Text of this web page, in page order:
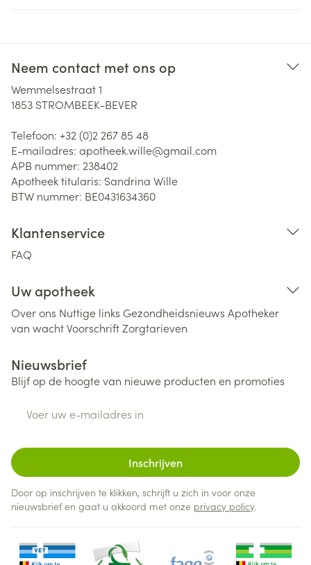
Neem contact met ons op
Wemmelsestraat 1
1853 STROMBEEK-BEVER
Telefoon: +32 (0)2 267 85 48
E-mailadres: apotheek.wille@gmail.com
APB nummer: 238402
Apotheek titularis: Sandrina Wille
BTW nummer: BE0431634360
Klantenservice
FAQ
Uw apotheek
Over ons Nuttige links Gezondheidsnieuws Apotheker
van wachtVoorschriftZorgtarieven
Nieuwsbrief
Blijf op de hoogte van nieuwe producten en promoties
Inschrijven
Door op inschrijven te klikken, schrijft u zich in voor onze
nieuwsbrief en gaat u akkoord met onze privacy policy.